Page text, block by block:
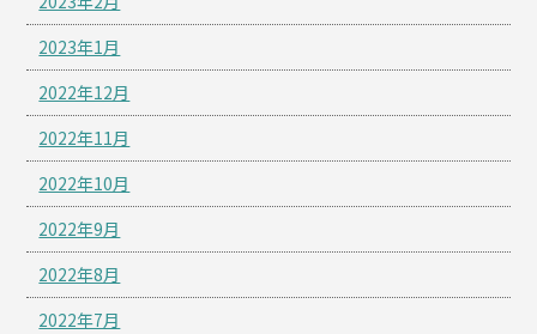
2023年1月
2022年12月
2022年11月
2022年10月
2022年9月
2022年8月
2022年7月